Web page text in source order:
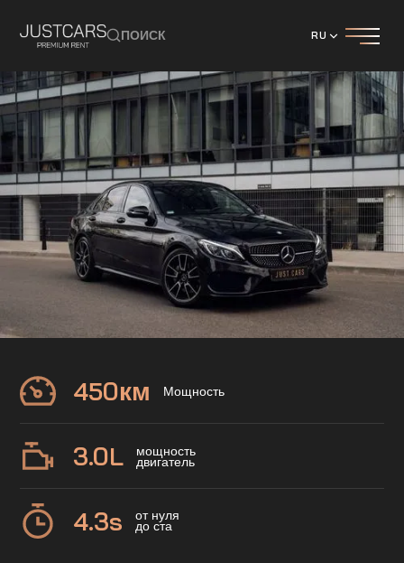
ПОИСК RU
Mercedes
C43 AMG
450км Мощность
3.0L мощность
двигатель
4.3s от нуля
до ста